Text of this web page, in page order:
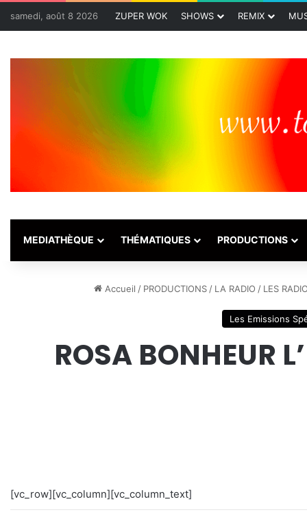
samedi, août 8 2026 ZUPER WOK SHOWS REMIX
MEDIATHÈQUE THÉMATIQUES PRODUCTIONS
Accueil / PRODUCTIONS / LA RADIO / LES
Les Emissions
ROSA BONHEUR
[vc_row][vc_column][vc_column_text]